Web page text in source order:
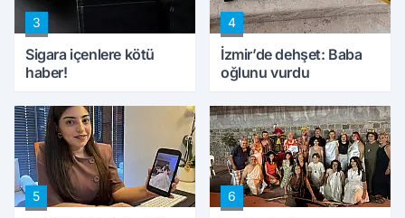
3
Sigara içenlere kötü
haber!
4
İzmir’de dehşet: Baba
oğlunu vurdu
5 6